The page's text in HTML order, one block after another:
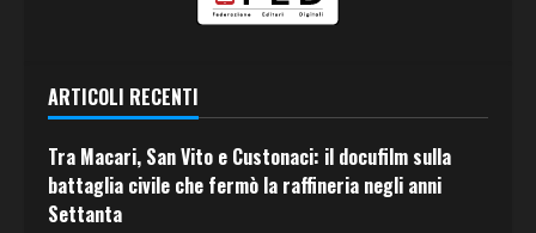
ARTICOLI RECENTI
Tra Macari, San Vito e Custonaci: il docufilm sulla
battaglia civile che fermò la raffineria negli anni
Settanta